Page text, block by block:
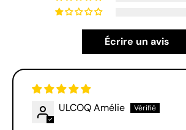
Écrire un avis
ULCOQ Amélie